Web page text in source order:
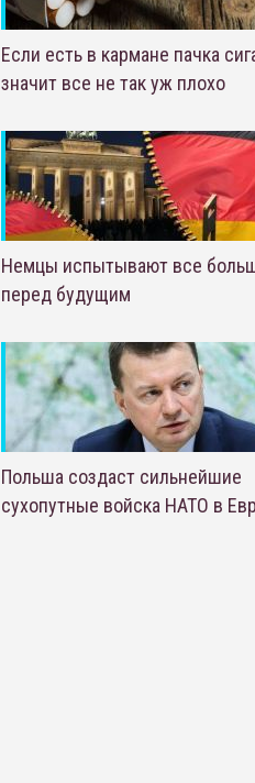
Если есть в кармане пачка
значит все не так уж плохо
Немцы испытывают все
перед будущим
Польша создаст сильнейшие
сухопутные войска НАТО в